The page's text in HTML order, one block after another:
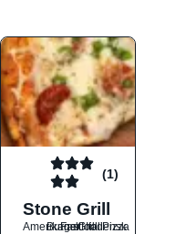
(1)
Stone Grill
Amerikansk
Burger
Fastfood
Grill
Italiensk
Pizza